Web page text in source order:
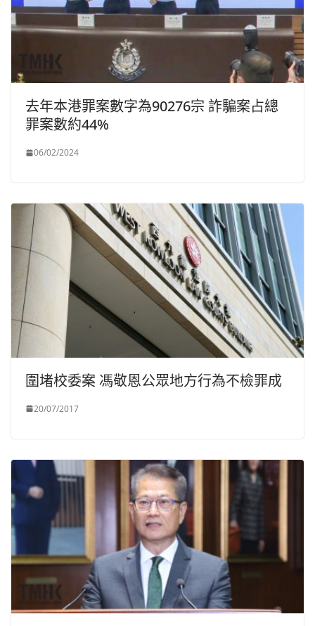
去年本港罪案數字為90276宗 詐騙案占總
罪案數約44%
06/02/2024
圍堵校委案 馮敬恩公眾地方行為不檢罪成
20/07/2017